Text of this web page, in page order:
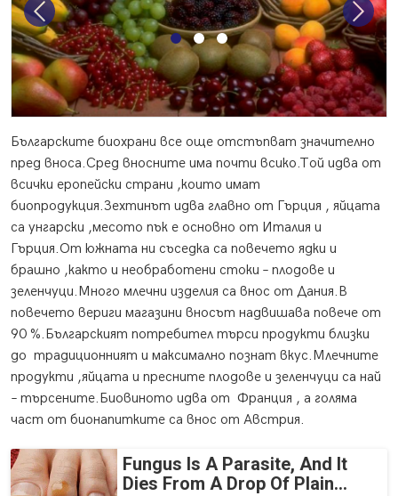
Previous Next
Българските биохрани все още отстъпват значително
пред вноса.Сред вносните има почти всико.Той идва от
всички еропейски страни ,които имат
биопродукция.Зехтинът идва главно от Гърция , яйцата
са унгарски ,месото пък е основно от Италия и
Гърция.От южната ни съседка са повечето ядки и
брашно ,както и необработени стоки – плодове и
зеленчуци.Много млечни изделия са внос от Дания.В
повечето вериги магазини вносът надвишава повече от
90 %.Българският потребител търси продукти близки
до традиционният и максимално познат вкус.Млечните
продукти ,яйцата и пресните плодове и зеленчуци са най
– търсените.Биовиното идва от Франция , а голяма
част от бионапиткитe са внос от Австрия.
Fungus Is A Parasite, And It
Dies From A Drop Of Plain...